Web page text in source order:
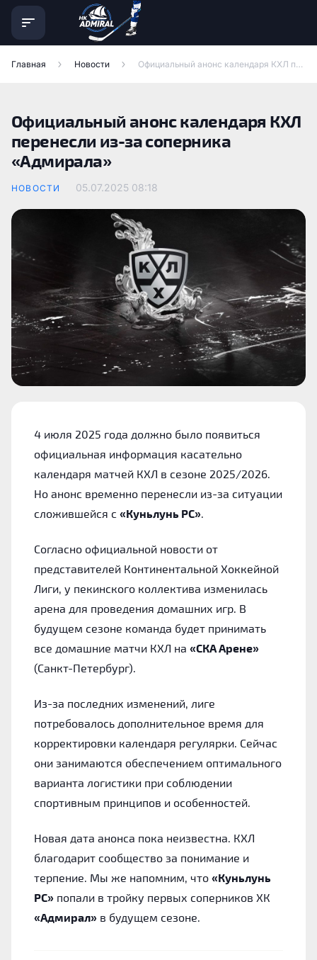
Главная Новости Официальный анонс календаря КХЛ перенесли из-за соперника «Адмирала»
Официальный анонс календаря КХЛ
перенесли из-за соперника
«Адмирала»
НОВОСТИ 05.07.2025 08:18
4 июля 2025 года должно было появиться
официальная информация касательно
календаря матчей КХЛ в сезоне 2025/2026.
Но анонс временно перенесли из-за ситуации
сложившейся с «Куньлунь РС»
Согласно официальной новости от
представителей Континентальной Хоккейной
Лиги, у пекинского коллектива изменилась
арена для проведения домашних игр. В
будущем сезоне команда будет принимать
все домашние матчи КХЛ на «СКА Арене»
(Санкт-Петербург).
Из-за последних изменений, лиге
потребовалось дополнительное время для
корректировки календаря регулярки. Сейчас
они занимаются обеспечением оптимального
варианта логистики при соблюдении
спортивным принципов и особенностей.
Новая дата анонса пока неизвестна. КХЛ
благодарит сообщество за понимание и
терпение. Мы же напомним, что «Куньлунь
РС» попали в тройку первых соперников ХК
«Адмирал» в будущем сезоне.